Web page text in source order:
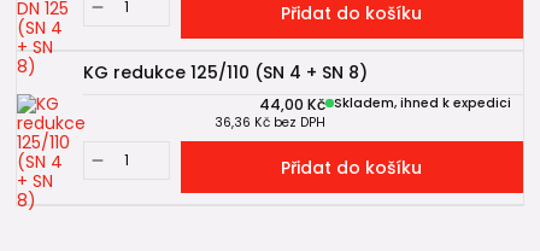
Přidat do košíku
KG redukce 125/110 (SN 4 + SN 8)
44,00 Kč
36,36 Kč bez DPH
Skladem, ihned k expedici
Přidat do košíku